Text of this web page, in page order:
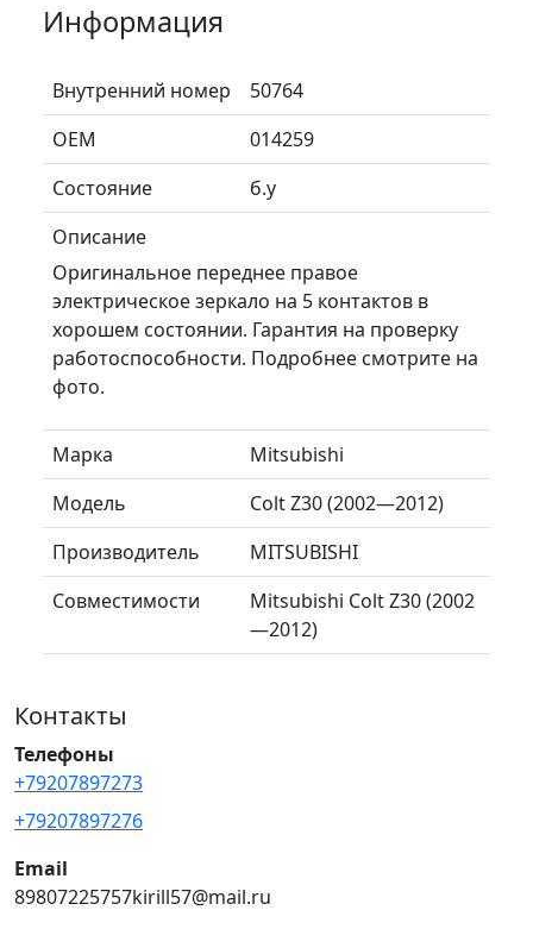
Информация
Внутренний номер
50764
ОЕМ
014259
Состояние
б.у
Описание
Оригинальное переднее правое
электрическое зеркало на 5 контактов в
хорошем состоянии. Гарантия на проверку
работоспособности. Подробнее смотрите на
фото.
Марка
Mitsubishi
Модель
Colt Z30 (2002—2012)
Производитель
MITSUBISHI
Совместимости
Mitsubishi Colt Z30 (2002
—2012)
Контакты
Телефоны
+79207897273
+79207897276
Email
89807225757kirill57@mail.ru